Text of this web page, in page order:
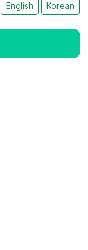
English Korean